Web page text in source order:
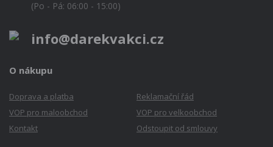
(Po - Pá: 06:00 - 15:00)
info@darekvakci.cz
O nákupu
Doprava a platba
Reklamační řád
VOP pro maloobchod
VOP pro velkoobchod
Kontakt
Odstoupit od smlouvy